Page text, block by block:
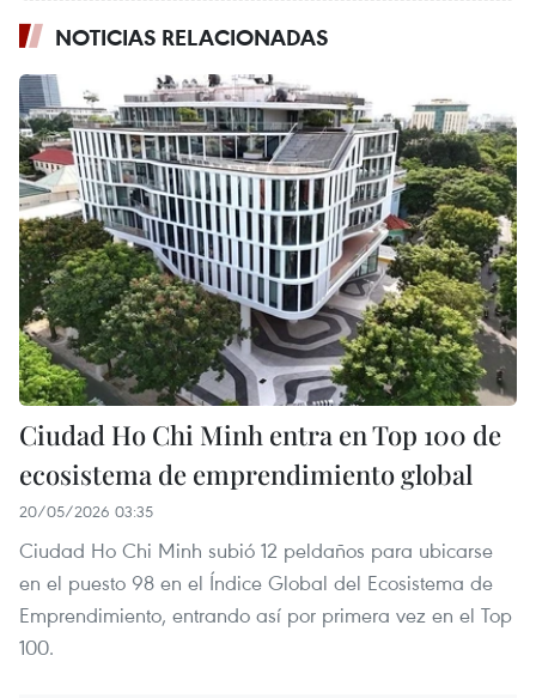
NOTICIAS RELACIONADAS
Ciudad Ho Chi Minh entra en Top 100 de
ecosistema de emprendimiento global
20/05/2026 03:35
Ciudad Ho Chi Minh subió 12 peldaños para ubicarse
en el puesto 98 en el Índice Global del Ecosistema de
Emprendimiento, entrando así por primera vez en el Top
100.